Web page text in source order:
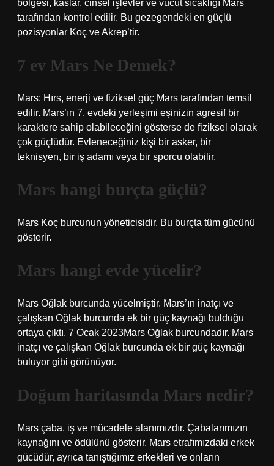
bölgesi, kaslar, cinsel işlevler ve vücut sıcaklığı Mars
tarafından kontrol edilir. Bu gezegendeki en güçlü
pozisyonlar Koç ve Akrep’tir.
7 ev Mars Ne Demek?
Mars: Hırs, enerji ve fiziksel güç Mars tarafından temsil
edilir. Mars’ın 7. evdeki yerleşimi eşinizin agresif bir
karaktere sahip olabileceğini gösterse de fiziksel olarak
çok güçlüdür. Evleneceğiniz kişi bir asker, bir
teknisyen, bir iş adamı veya bir sporcu olabilir.
Mars hangi burçta güçlü?
Mars Koç burcunun yöneticisidir. Bu burçta tüm gücünü
gösterir.
Mars hangi evde yücelir?
Mars Oğlak burcunda yücelmiştir. Mars’ın inatçı ve
çalışkan Oğlak burcunda ek bir güç kaynağı bulduğu
ortaya çıktı. 7 Ocak 2023Mars Oğlak burcundadır. Mars
inatçı ve çalışkan Oğlak burcunda ek bir güç kaynağı
buluyor gibi görünüyor.
Doğum haritasında Mars nedir?
Mars çaba, iş ve mücadele alanımızdır. Çabalarımızın
kaynağını ve ödülünü gösterir. Mars etrafımızdaki erkek
gücüdür, ayrıca tanıştığımız erkekleri ve onların